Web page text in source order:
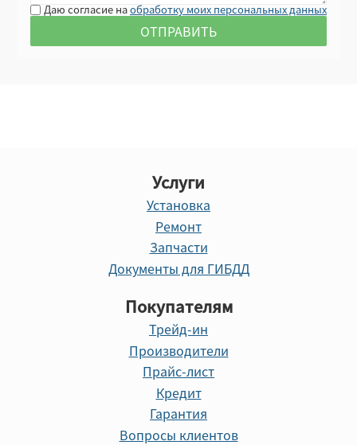
Даю согласие наобработку моих персональных данных
Услуги
Установка
Ремонт
Запчасти
Документы для ГИБДД
Покупателям
Трейд-ин
Производители
Прайс-лист
Кредит
Гарантия
Вопросы клиентов